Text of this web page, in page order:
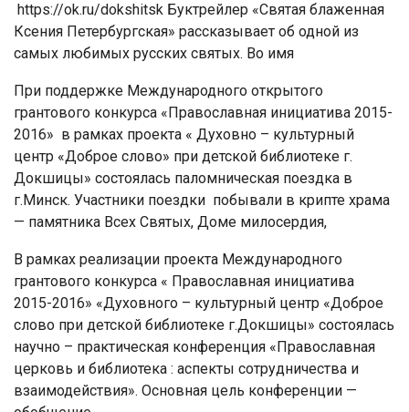
https://ok.ru/dokshitsk Буктрейлер «Святая блаженная
Ксения Петербургская» рассказывает об одной из
самых любимых русских святых. Во имя
При поддержке Международного открытого
грантового конкурса «Православная инициатива 2015-
2016» в рамках проекта « Духовно – культурный
центр «Доброе слово» при детской библиотеке г.
Докшицы» состоялась паломническая поездка в
г.Минск. Участники поездки побывали в крипте храма
— памятника Всех Святых, Доме милосердия,
В рамках реализации проекта Международного
грантового конкурса « Православная инициатива
2015-2016» «Духовного – культурный центр «Доброе
слово при детской библиотеке г.Докшицы» состоялась
научно – практическая конференция «Православная
церковь и библиотека : аспекты сотрудничества и
взаимодействия». Основная цель конференции —